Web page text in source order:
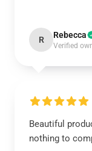
R Rebecca
Verified
Beautiful
nothing to